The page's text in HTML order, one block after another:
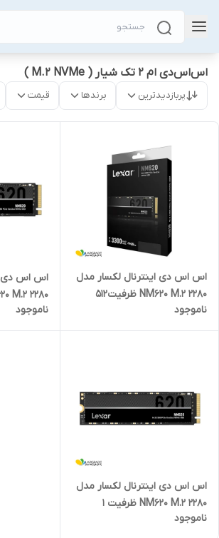
اس‌اس‌دی ام 2 تک شیار ( M.2 NVMe )
پربازدیدترین برندها قیمت
اس اس دی اینترنال لکسار مدل
NM620 M.2 2280 ظرفیت512
گیگابایت
ناموجود
اس اس دی
گیگابایت
ناموجود
اس اس دی اینترنال لکسار مدل
NM620 M.2 2280 ظرفیت 1
ترابایت
ناموجود